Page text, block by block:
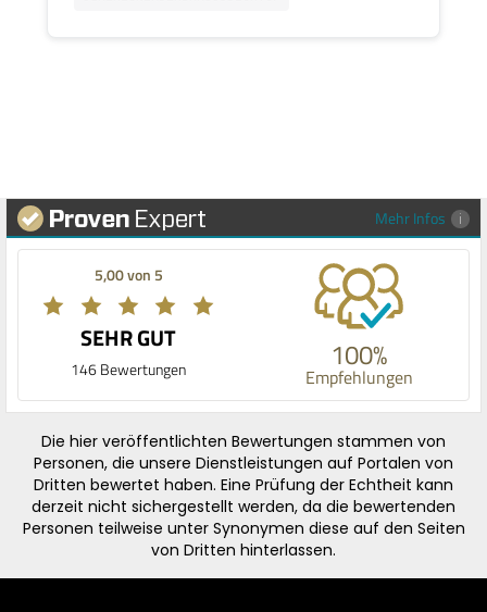
Mehr Infos
5,00 von 5
SEHR GUT
146 Bewertungen 100%
Empfehlungen
Die hier veröffentlichten Bewertungen stammen von
Personen, die unsere Dienstleistungen auf Portalen von
Dritten bewertet haben. Eine Prüfung der Echtheit kann
derzeit nicht sichergestellt werden, da die bewertenden
Personen teilweise unter Synonymen diese auf den Seiten
von Dritten hinterlassen.